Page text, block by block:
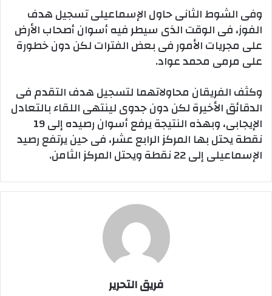
وفى الشوط الثانى حاول الإسماعيلى تسجيل هدف
الفوز، فى الوقت الذى سيطر فيه أسوان أصحاب الأرض
على مجريات الأمور فى بعض الفترات لكن دون خطورة
على مرمى محمد عواد.
وكثف الفريقان محاولاتهما لتسجيل هدف التقدم فى
الدقائق الأخيرة لكن دون جدوى لينتهى اللقاء بالتعادل
الإيجابى، وبهذه النتيجة يرفع أسوان رصيده إلى 19
نقطة يحتل بها المركز الرابع عشر، فى حين يرتفع رصيد
الإسماعيلى إلى 22 نقطة ويحتل المركز الثامن.
فريق التحرير